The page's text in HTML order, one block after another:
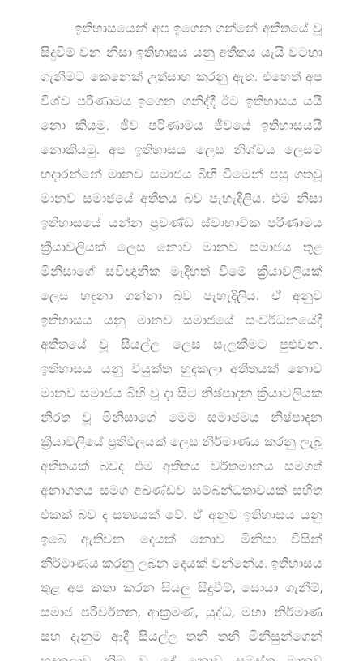
ඉතිහාසයෙන් අප ඉගෙන ගන්නේ අතීතයේ වූ
සිදුවීම් වන නිසා ඉතිහාසය යනු අතීතය යැයි වටහා
ගැනීමට කෙනෙක් උත්සාහ කරනු ඇත. එහෙත් අප
විශ්ව පරිණාමය ඉගෙන ගනිද්දී ඊට ඉතිහාසය යයි
නො කියමු. ජීව පරිණාමය ජීවයේ ඉතිහාසයයි
නොකියමු. අප ඉතිහාසය ලෙස නිශ්චය ලෙසම
හදාරන්නේ මානව සමාජය බිහි වීමෙන් පසු ගතවූ
මානව සමාජයේ අතීතය බව පැහැදිලිය. එම නිසා
ඉතිහාසයේ යන්න ප්‍රචණ්ඩ ස්වාභාවික පරිණාමය
ක්‍රියාවලියක් ලෙස නොව මානව සමාජය තුළ
මිනිසාගේ සවිඥානික මැදිහත් වීමේ ක්‍රියාවලියක්
ලෙස හඳුනා ගන්නා බව පැහැදිලිය. ඒ අනුව
ඉතිහාසය යනු මානව සමාජයේ සංවර්ධනයේදී
අතීතයේ වූ සියල්ල ලෙස සැලකීමට පුළුවන.
ඉතිහාසය යනු වියුක්ත හුදකලා අතීතයක් නොව
මානව සමාජය බිහි වූ දා සිට නිෂ්පාදන ක්‍රියාවලියක
නිරත වූ මිනිසාගේ මෙම සමාජමය නිෂ්පාදන
ක්‍රියාවලියේ ප්‍රතිඵලයක් ලෙස නිර්මාණය කරනු ලැබූ
අතීතයක් බවද එම අතීතය වර්තමානය සමගත්
අනාගතය සමග අඛණ්ඩව සම්බන්ධතාවයක් සහිත
එකක් බව ද සත්‍යයක් වේ. ඒ අනුව ඉතිහාසය යනු
ඉබේ ඇතිවන දෙයක් නොව මිනිසා විසින්
නිර්මාණය කරනු ලබන දෙයක් වන්නේය. ඉතිහාසය
තුළ අප කතා කරන සියලු සිදුවීම්, සොයා ගැනීම්,
සමාජ පරිවර්තන, ආක්‍රමණ, යුද්ධ, මහා නිර්මාණ
සහ දැනුම ආදී සියල්ල තනි තනි මිනිසුන්ගෙන්